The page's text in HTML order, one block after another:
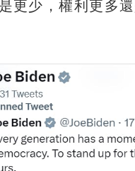
更少，權利更多